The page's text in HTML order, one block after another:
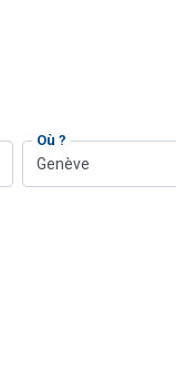
Où ?
Genève